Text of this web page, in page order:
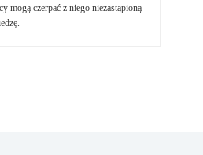
mogą czerpać z niego niezastąpioną